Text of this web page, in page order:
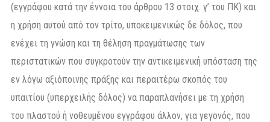
(εγγράφου κατά την έννοια του άρθρου 13 στοιχ. γ’ του ΠΚ) και
η χρήση αυτού από τον τρίτο, υποκειμενικώς δε δόλος, που
ενέχει τη γνώση και τη θέληση πραγμάτωσης των
περιστατικών που συγκροτούν την αντικειμενική υπόσταση της
εν λόγω αξιόποινης πράξης και περαιτέρω σκοπός του
υπαιτίου (υπερχειλής δόλος) να παραπλανήσει με τη χρήση
του πλαστού ή νοθευμένου εγγράφου άλλον, για γεγονός, που